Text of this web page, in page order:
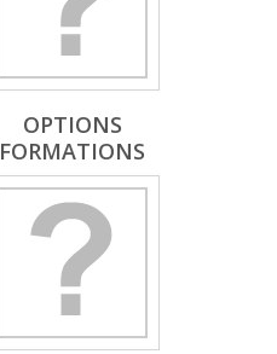
OPTIONS
FORMATIONS